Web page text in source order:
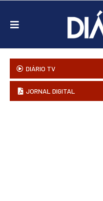
DIÁRIO TV
JORNAL DIGITAL